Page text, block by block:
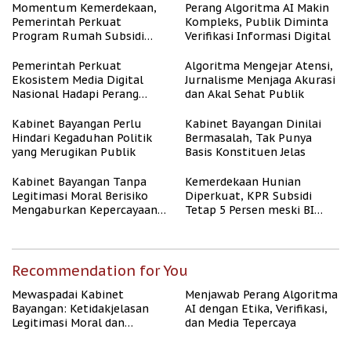
Momentum Kemerdekaan,
Pemerintah Perkuat
Program Rumah Subsidi
Berpenghasilan Rendah
Perang Algoritma AI Makin
Kompleks, Publik Diminta
Verifikasi Informasi Digital
Pemerintah Perkuat
Ekosistem Media Digital
Nasional Hadapi Perang
Algoritma Mengejar Atensi,
Jurnalisme Menjaga Akurasi
dan Akal Sehat Publik
Kabinet Bayangan Perlu
Hindari Kegaduhan Politik
yang Merugikan Publik
Kabinet Bayangan Dinilai
Bermasalah, Tak Punya
Basis Konstituen Jelas
Kabinet Bayangan Tanpa
Legitimasi Moral Berisiko
Mengaburkan Kepercayaan
Kemerdekaan Hunian
Diperkuat, KPR Subsidi
Tetap 5 Persen meski BI
Recommendation for You
Mewaspadai Kabinet
Bayangan: Ketidakjelasan
Legitimasi Moral dan
Menjawab Perang Algoritma
AI dengan Etika, Verifikasi,
dan Media Tepercaya